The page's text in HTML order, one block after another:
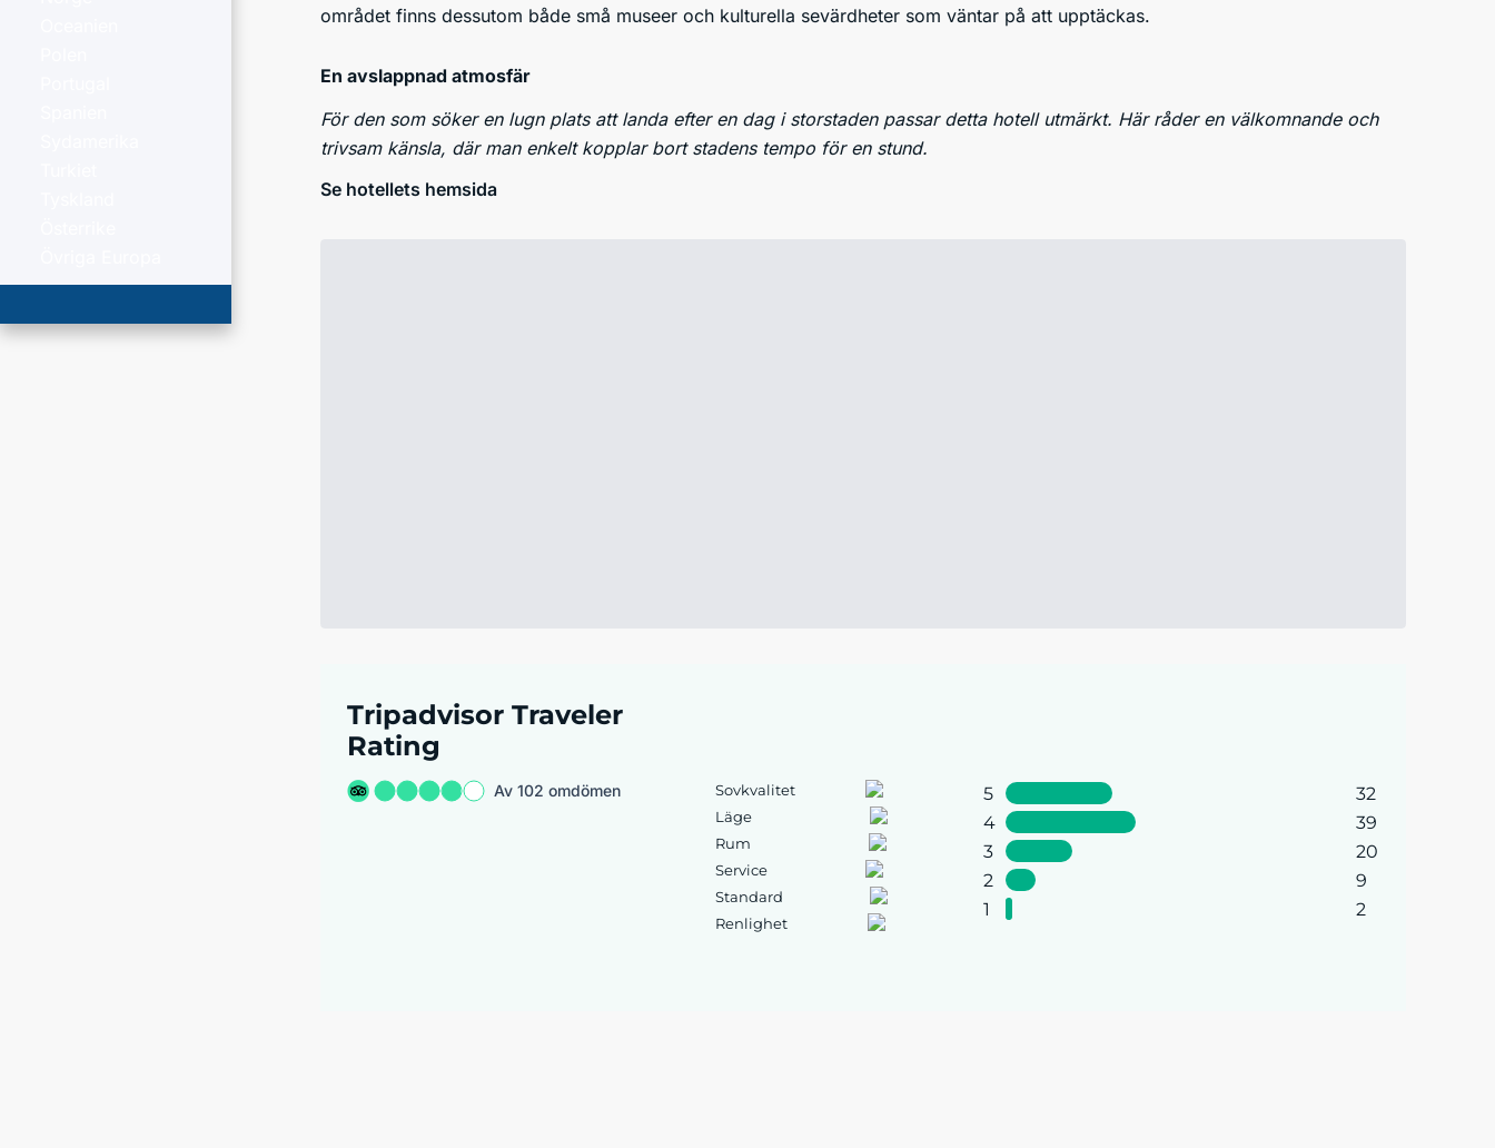
området finns dessutom både små museer och kulturella sevärdheter som väntar på att upptäckas.
En avslappnad atmosfär
För den som söker en lugn plats att landa efter en dag i storstaden passar detta hotell utmärkt. Här råder en välkomnande och
trivsam känsla, där man enkelt kopplar bort stadens tempo för en stund.
Se hotellets hemsida
Tripadvisor Traveler
Rating
Av 102 omdömen
Sovkvalitet
Läge
Rum
Service
Standard
Renlighet
5
32
4
39
3
20
2
9
1
2